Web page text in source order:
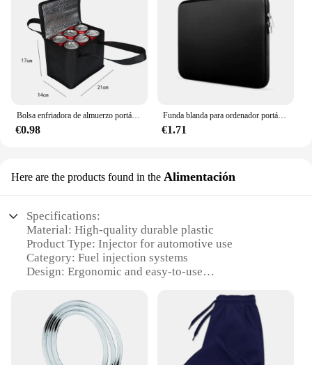
Bolsa enfriadora de almuerzo portátil, aislamiento plegable, paquete de hielo para Picnic, bolsa térmica para alimentos, portabebés, bolsas aisladas, bolsa de entrega de alimentos
€0.98
Funda blanda para ordenador portátil Xiaomi, Hp, Dell, Lenovo, Macbook Air Pro Retina 11, 12, 13, 14, 15, 15,6
€1.71
Here are the products found in the Alimentación
Specifications:
Material: High-quality durable plastic
Product Type: Injector for automotive use
Category: Fuel injection systems
Design: Ergonomic and easy-to-use
Quantity: Available in sets
Features:
**Optimized Fuel Delivery**
The Injector Giant for Cars is a state-of-the-art